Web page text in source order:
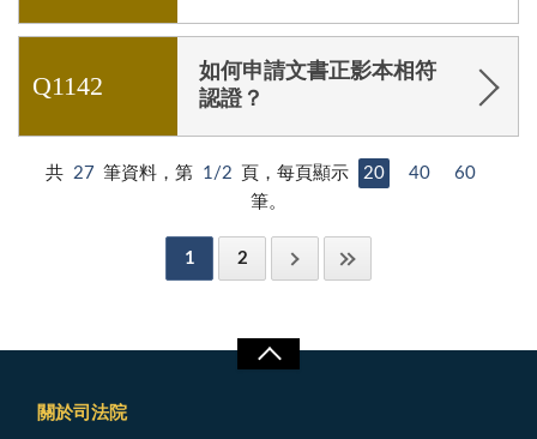
Q1142
如何申請文書正影本相符
認證？
共 27 筆資料，第 1/2 頁，每頁顯示 20 40
60
筆。
1 2
關於司法院